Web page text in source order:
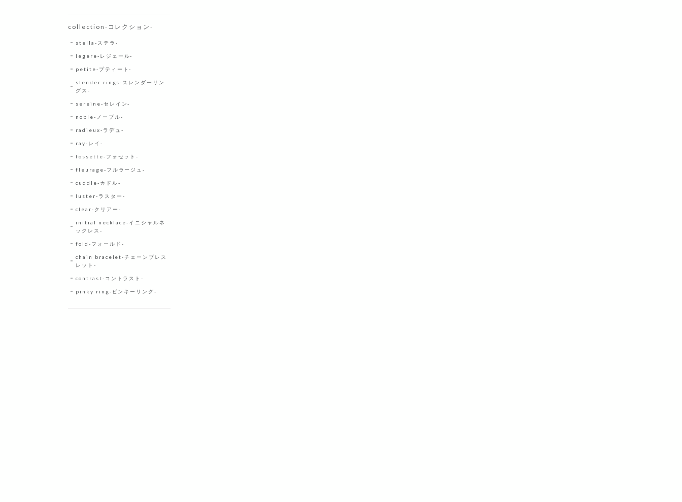
collection-コレクション-
stella-ステラ-
legere-レジェール-
petite-プティート-
slender rings-スレンダーリン
グス-
sereine-セレイン-
noble-ノーブル-
radieux-ラデュ-
ray-レイ-
fossette-フォセット-
fleurage-フルラージュ-
cuddle-カドル-
luster-ラスター-
clear-クリアー-
initial necklace-イニシャルネ
ックレス-
fold-フォールド-
chain bracelet-チェーンブレス
レット-
contrast-コントラスト-
pinky ring-ピンキーリング-